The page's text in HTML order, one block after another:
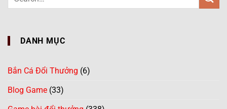
DANH MỤC
Bắn Cá Đổi Thưởng (6)
Blog Game (33)